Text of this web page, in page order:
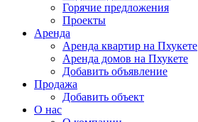
Горячие предложения
Проекты
Аренда
Аренда квартир на Пхукете
Аренда домов на Пхукете
Добавить объявление
Продажа
Добавить объект
О нас